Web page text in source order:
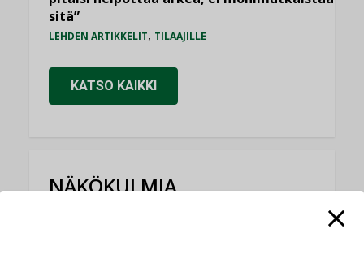
sitä”
LEHDEN ARTIKKELIT, TILAAJILLE
KATSO KAIKKI
NÄKÖKULMIA